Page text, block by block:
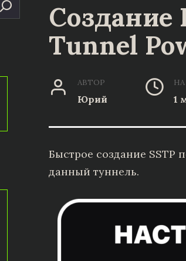
Создание
Tunnel
АВТОР
Юрий 1
Быстрое создание SSTP
данный туннель.